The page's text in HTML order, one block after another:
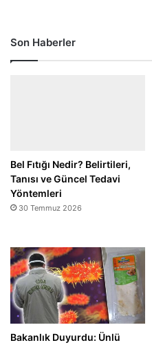
Son Haberler
Bel Fıtığı Nedir? Belirtileri,
Tanısı ve Güncel Tedavi
Yöntemleri
30 Temmuz 2026
Bakanlık Duyurdu: Ünlü